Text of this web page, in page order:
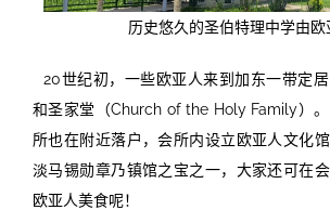
历史悠久的圣伯特理中学由欧
20世纪初，一些欧亚人来到加东一带定
和圣家堂（Church of the Holy Family）
所也在附近落户，会所内设立欧亚人文化
淡马锡勋章乃镇馆之宝之一，大家还可在
欧亚人美食呢！